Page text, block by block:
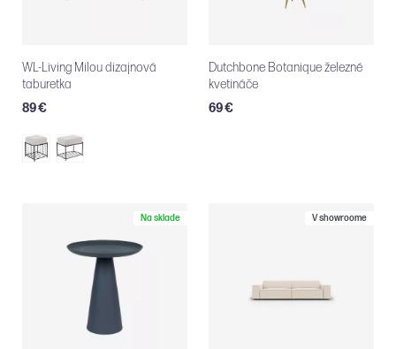
WL-Living Milou dizajnová
taburetka
89 €
Dutchbone Botanique železné
kvetináče
69 €
Na sklade V showroome